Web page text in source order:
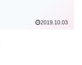
2019.10.03